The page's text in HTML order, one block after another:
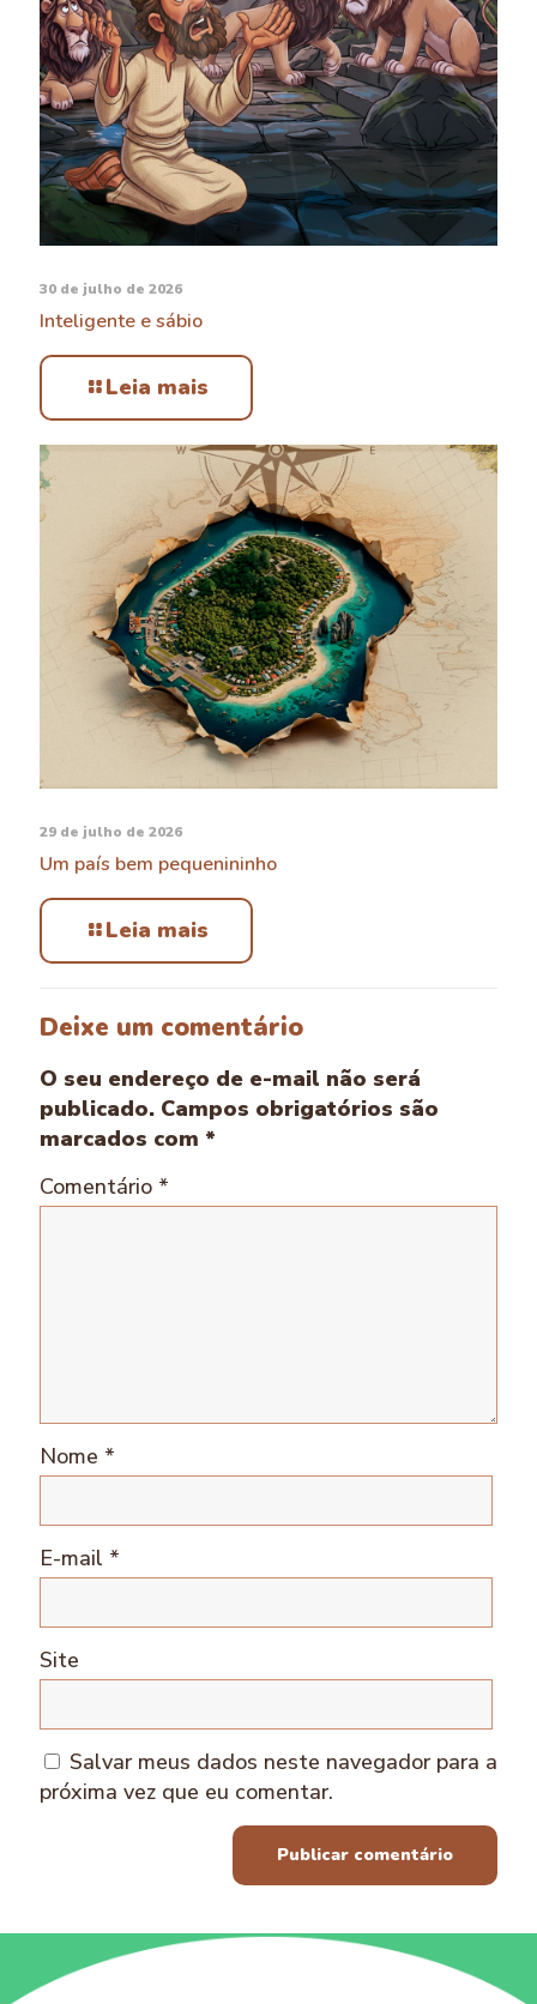
30 de julho de 2026
Inteligente e sábio
Leia mais
29 de julho de 2026
Um país bem pequenininho
Leia mais
Deixe um comentário
O seu endereço de e-mail não será
publicado. Campos obrigatórios são
marcados com *
Comentário *
Nome *
E-mail *
Site
Salvar meus dados neste navegador para a
próxima vez que eu comentar.